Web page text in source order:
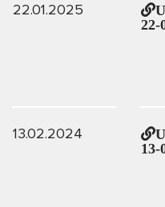
22.01.2025
22-
13.02.2024
13-